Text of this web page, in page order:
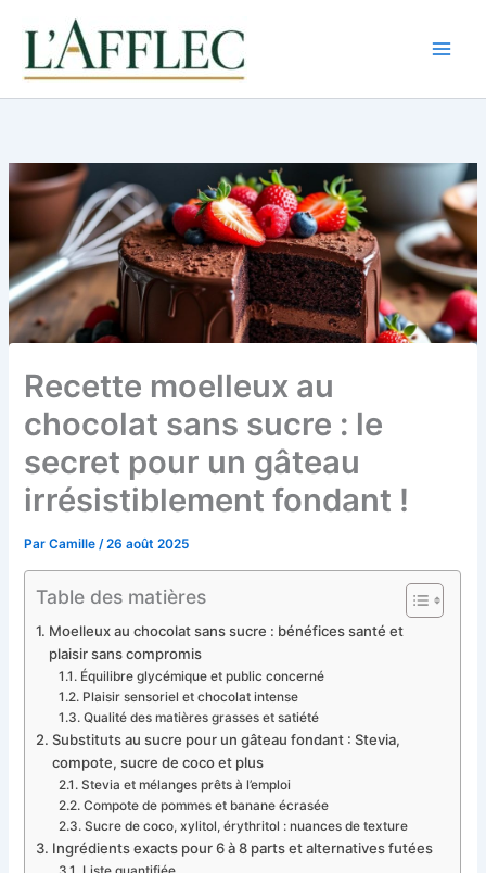
contenu
Recette moelleux au
chocolat sans sucre : le
secret pour un gâteau
irrésistiblement fondant !
ParCamille/26 août 2025
Table des matières
Moelleux au chocolat sans sucre : bénéfices santé et
plaisir sans compromis
Équilibre glycémique et public concerné
Plaisir sensoriel et chocolat intense
Qualité des matières grasses et satiété
Substituts au sucre pour un gâteau fondant : Stevia,
compote, sucre de coco et plus
Stevia et mélanges prêts à l’emploi
Compote de pommes et banane écrasée
Sucre de coco, xylitol, érythritol : nuances de texture
Ingrédients exacts pour 6 à 8 parts et alternatives futées